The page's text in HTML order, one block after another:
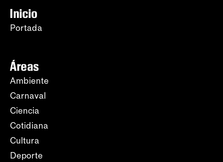
Inicio
Portada
Áreas
Ambiente
Carnaval
Ciencia
Cotidiana
Cultura
Deporte